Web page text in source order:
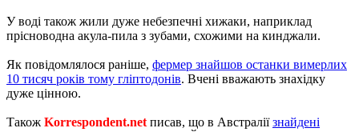
У воді також жили дуже небезпечні хижаки, наприклад
прісноводна акула-пила з зубами, схожими на кинджали.
Як повідомлялося раніше, фермер знайшов останки вимерлих
10 тисяч років тому гліптодонів. Вчені вважають знахідку
дуже цінною.
Також Korrespondent.net писав, що в Австраліїзнайдені